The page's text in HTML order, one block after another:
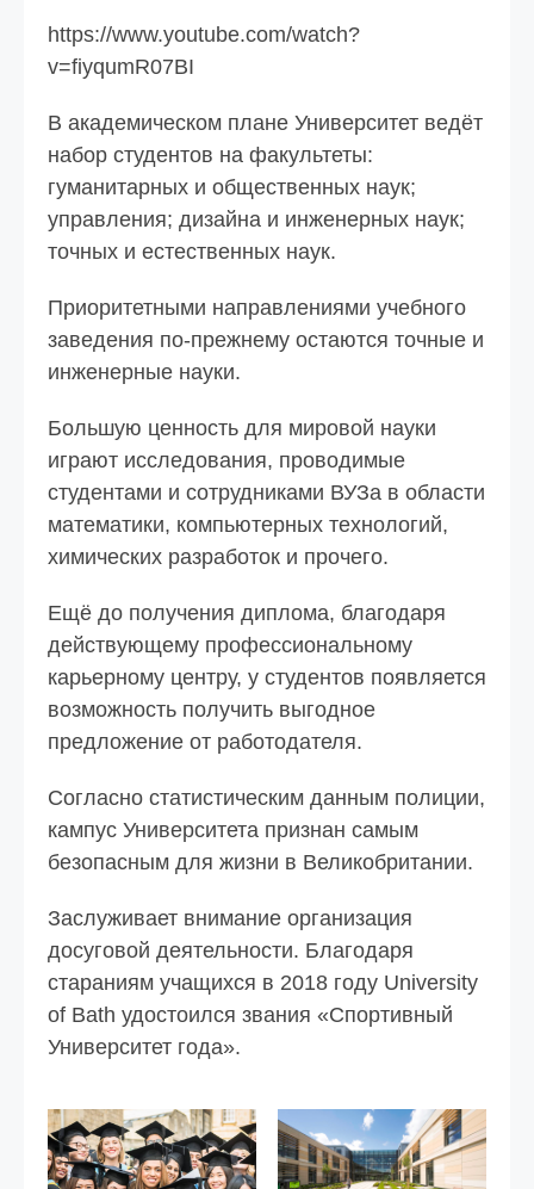
https://www.youtube.com/watch?
v=fiyqumR07BI
В академическом плане Университет ведёт
набор студентов на факультеты:
гуманитарных и общественных наук;
управления; дизайна и инженерных наук;
точных и естественных наук.
Приоритетными направлениями учебного
заведения по-прежнему остаются точные и
инженерные науки.
Большую ценность для мировой науки
играют исследования, проводимые
студентами и сотрудниками ВУЗа в области
математики, компьютерных технологий,
химических разработок и прочего.
Ещё до получения диплома, благодаря
действующему профессиональному
карьерному центру, у студентов появляется
возможность получить выгодное
предложение от работодателя.
Согласно статистическим данным полиции,
кампус Университета признан самым
безопасным для жизни в Великобритании.
Заслуживает внимание организация
досуговой деятельности. Благодаря
стараниям учащихся в 2018 году University
of Bath удостоился звания «Спортивный
Университет года».